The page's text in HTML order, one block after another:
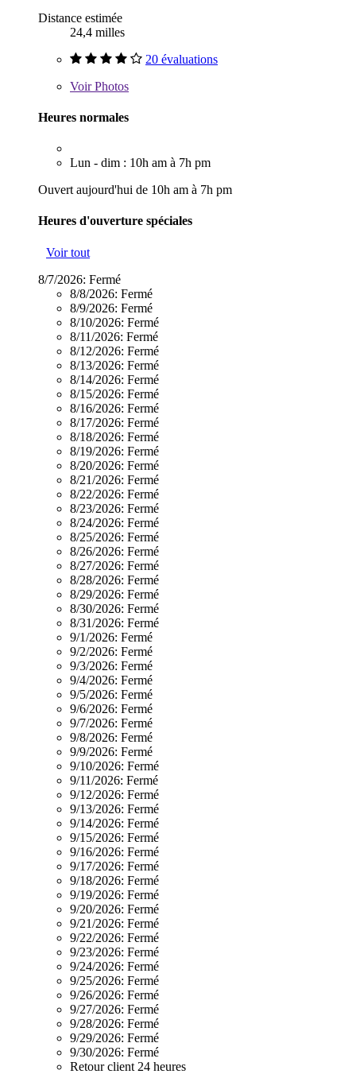
Distance estimée
24,4 milles
20 évaluations
VoirPhotos
Heures normales
Lun - dim : 10h am à 7h pm
Ouvert aujourd'hui de 10h am à 7h pm
Heures d'ouverture spéciales
Voir tout
8/7/2026: Fermé
8/8/2026: Fermé
8/9/2026: Fermé
8/10/2026: Fermé
8/11/2026: Fermé
8/12/2026: Fermé
8/13/2026: Fermé
8/14/2026: Fermé
8/15/2026: Fermé
8/16/2026: Fermé
8/17/2026: Fermé
8/18/2026: Fermé
8/19/2026: Fermé
8/20/2026: Fermé
8/21/2026: Fermé
8/22/2026: Fermé
8/23/2026: Fermé
8/24/2026: Fermé
8/25/2026: Fermé
8/26/2026: Fermé
8/27/2026: Fermé
8/28/2026: Fermé
8/29/2026: Fermé
8/30/2026: Fermé
8/31/2026: Fermé
9/1/2026: Fermé
9/2/2026: Fermé
9/3/2026: Fermé
9/4/2026: Fermé
9/5/2026: Fermé
9/6/2026: Fermé
9/7/2026: Fermé
9/8/2026: Fermé
9/9/2026: Fermé
9/10/2026: Fermé
9/11/2026: Fermé
9/12/2026: Fermé
9/13/2026: Fermé
9/14/2026: Fermé
9/15/2026: Fermé
9/16/2026: Fermé
9/17/2026: Fermé
9/18/2026: Fermé
9/19/2026: Fermé
9/20/2026: Fermé
9/21/2026: Fermé
9/22/2026: Fermé
9/23/2026: Fermé
9/24/2026: Fermé
9/25/2026: Fermé
9/26/2026: Fermé
9/27/2026: Fermé
9/28/2026: Fermé
9/29/2026: Fermé
9/30/2026: Fermé
Retour client 24 heures